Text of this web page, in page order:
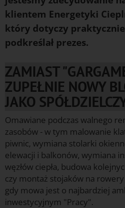
klientem Energetyki
który dotyczy praktycznie
podkreślał prezes.
ZAMIAST
ZUPEŁNIE NOWY
JAKO
Omawiane podczas walnego
zasobów - w tym malowanie
piwnic, wymiana stolarki
elewacji i balkonów, wymiana
węzłów ciepła, budowa
czy montaż stojaków na
gdy mowa jest o najbardziej
inwestycyjnym "Pracy".